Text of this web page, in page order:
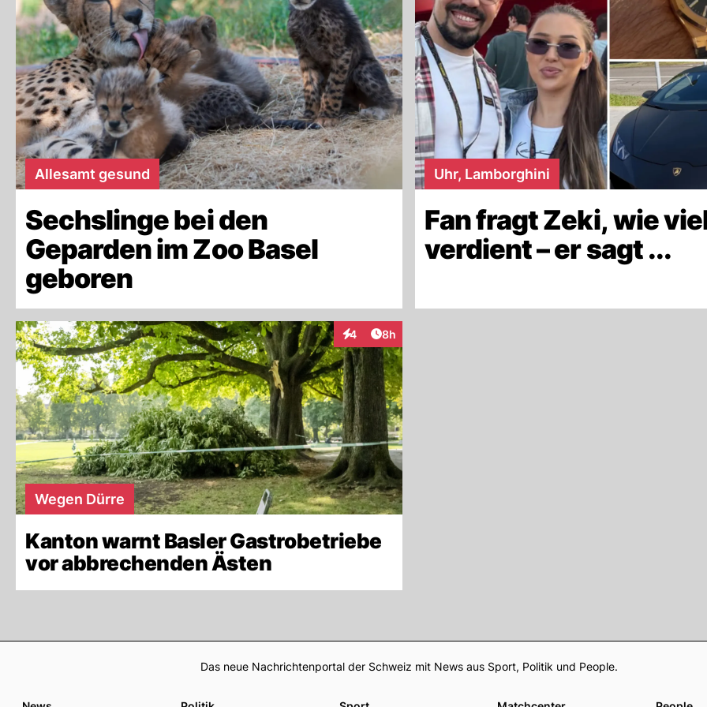
Allesamt gesund
Sechslinge bei den
Geparden im Zoo Basel
geboren
Uhr, Lamborghini
Fan fragt Zeki, wie
verdient – er sagt ...
4
InteraktionenArtikel veröffentlicht:
8h
Wegen Dürre
Kanton warnt Basler Gastrobetriebe
vor abbrechenden Ästen
Footer
Das neue Nachrichtenportal der Schweiz mit News aus Sport, Politik und People.